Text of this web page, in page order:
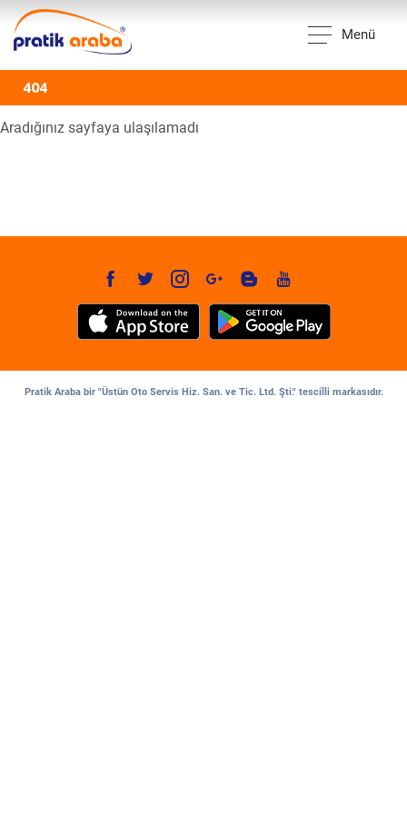
Menü
404
Aradığınız sayfaya ulaşılamadı
Pratik Araba bir "Üstün Oto Servis Hiz. San. ve Tic. Ltd. Şti." tescilli markasıdır.